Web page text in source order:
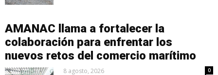
AMANAC llama a fortalecer la
colaboración para enfrentar los
nuevos retos del comercio marítimo
8 agosto, 2026 0